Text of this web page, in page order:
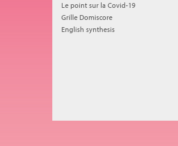
Le point sur la Covid-19
Grille Domiscore
English synthesis